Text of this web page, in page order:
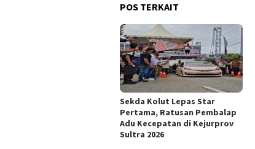
POS TERKAIT
Sekda Kolut Lepas Star
Pertama, Ratusan Pembalap
Adu Kecepatan di Kejurprov
Sultra 2026